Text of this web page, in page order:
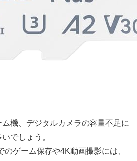
機、デジタルカメラの容量不足に
でしょう。
ゲーム保存や4K動画撮影には、